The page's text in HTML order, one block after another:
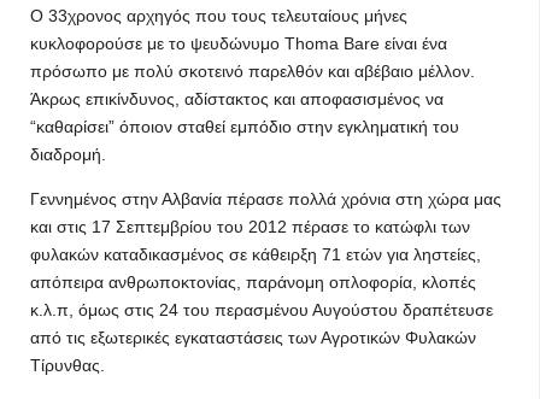
Ο 33χρονος αρχηγός που τους τελευταίους μήνες
κυκλοφορούσε με το ψευδώνυμο Thoma Bare είναι ένα
πρόσωπο με πολύ σκοτεινό παρελθόν και αβέβαιο μέλλον.
Άκρως επικίνδυνος, αδίστακτος και αποφασισμένος να
“καθαρίσει” όποιον σταθεί εμπόδιο στην εγκληματική του
διαδρομή.
Γεννημένος στην Αλβανία πέρασε πολλά χρόνια στη χώρα μας
και στις 17 Σεπτεμβρίου του 2012 πέρασε το κατώφλι των
φυλακών καταδικασμένος σε κάθειρξη 71 ετών για ληστείες,
απόπειρα ανθρωποκτονίας, παράνομη οπλοφορία, κλοπές
κ.λ.π, όμως στις 24 του περασμένου Αυγούστου δραπέτευσε
από τις εξωτερικές εγκαταστάσεις των Αγροτικών Φυλακών
Τίρυνθας.